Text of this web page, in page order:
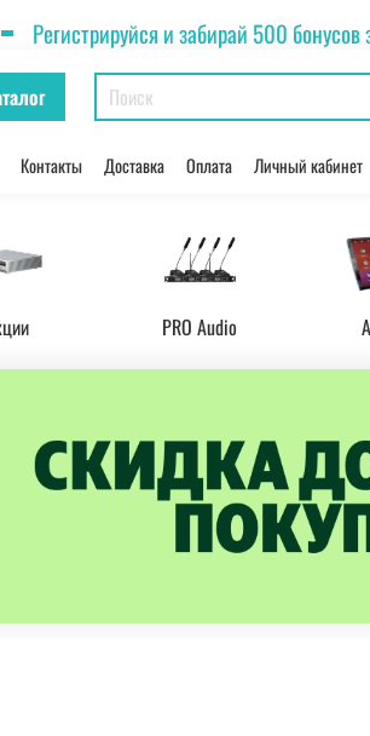
Регистрируйся и забирай 500
Контакты Доставка Оплата Личный кабинет
PRO Audio